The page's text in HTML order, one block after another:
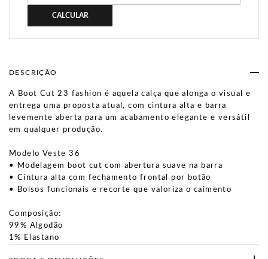
CALCULAR
DESCRIÇÃO
A Boot Cut 23 fashion é aquela calça que alonga o visual e
entrega uma proposta atual, com cintura alta e barra
levemente aberta para um acabamento elegante e versátil
em qualquer produção.
Modelo Veste 36
• Modelagem boot cut com abertura suave na barra
• Cintura alta com fechamento frontal por botão
• Bolsos funcionais e recorte que valoriza o caimento
Composição:
99% Algodão
1% Elastano